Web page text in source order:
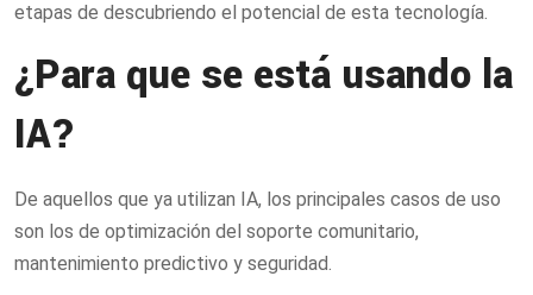
etapas de descubriendo el potencial de esta tecnología.
¿Para que se está usando la
IA?
De aquellos que ya utilizan IA, los principales casos de uso
son los de optimización del soporte comunitario,
mantenimiento predictivo y seguridad.